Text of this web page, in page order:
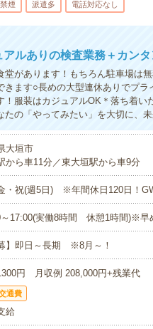
煙 派遣多 電話対応なし
アルありの検査業務＋カン
堂があります！もちろん駐車場は
きます○長めの大型連休ありでプ
！服装はカジュアルOK＊落ち着
たの「やってみたい」を大切に、
大垣市
から車11分／東大垣駅から車9分
・祝(週5日) ※年間休日120日！
17:00(実働8時間 休憩1時間)※早
募】即日～長期 ※8月～！
円 月収例 208,000円+残業代
通費
給